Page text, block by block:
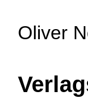
Oliver